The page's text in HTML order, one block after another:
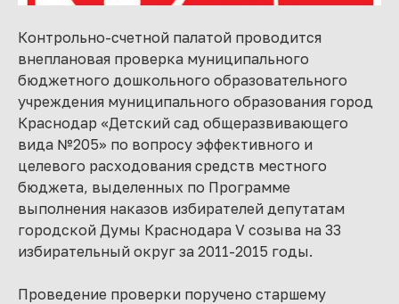
Контрольно-счетной палатой проводится
внеплановая проверка муниципального
бюджетного дошкольного образовательного
учреждения муниципального образования город
Краснодар «Детский сад общеразвивающего
вида №205» по вопросу эффективного и
целевого расходования средств местного
бюджета, выделенных по Программе
выполнения наказов избирателей депутатам
городской Думы Краснодара V созыва на 33
избирательный округ за 2011-2015 годы.
Проведение проверки поручено старшему